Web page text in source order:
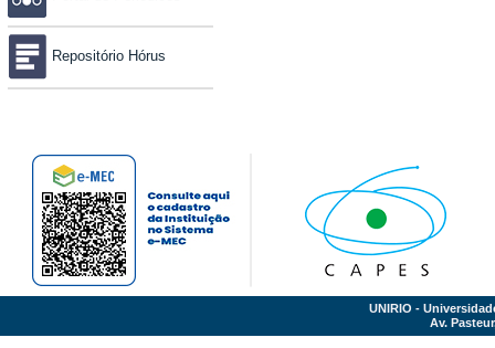
Repositório Hórus
UNIRIO -
Av.